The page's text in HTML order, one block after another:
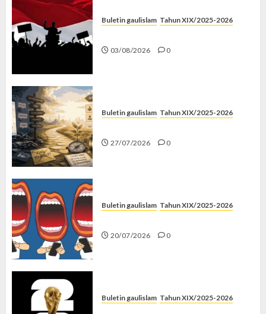
Buletin gaulislam Tahun XIX/2025-2026
03/08/2026 0
Buletin gaulislam Tahun XIX/2025-2026
27/07/2026 0
Buletin gaulislam Tahun XIX/2025-2026
20/07/2026 0
Buletin gaulislam Tahun XIX/2025-2026